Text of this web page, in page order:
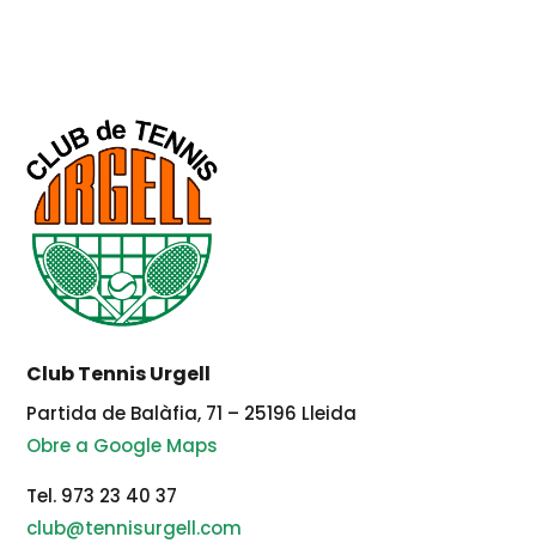
Club Tennis Urgell
Partida de Balàfia, 71 – 25196 Lleida
Obre a Google Maps
Tel. 973 23 40 37
club@tennisurgell.com